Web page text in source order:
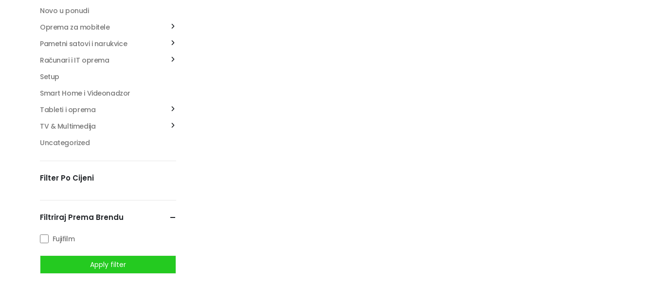
Novo u ponudi
Oprema za mobitele
Pametni satovi i narukvice
Računari i IT oprema
Setup
Smart Home i Videonadzor
Tableti i oprema
TV & Multimedija
Uncategorized
Filter Po Cijeni
Filtriraj Prema Brendu
Fujifilm
Apply filter